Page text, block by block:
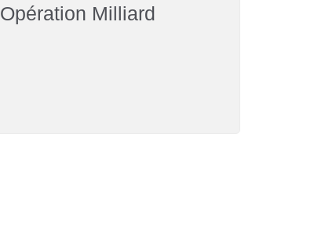
Opération Milliard